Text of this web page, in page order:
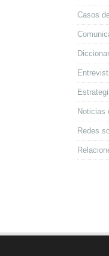
Casos
Noticias
Redes